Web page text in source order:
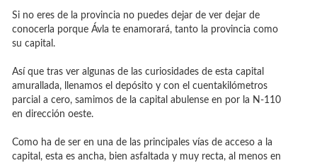
Si no eres de la provincia no puedes dejar de ver dejar de
conocerla porque Ávla te enamorará, tanto la provincia como
su capital.
Así que tras ver algunas de las curiosidades de esta capital
amurallada, llenamos el depósito y con el cuentakilómetros
parcial a cero, samimos de la capital abulense en por la N-110
en dirección oeste.
Como ha de ser en una de las principales vías de acceso a la
capital, esta es ancha, bien asfaltada y muy recta, al menos en